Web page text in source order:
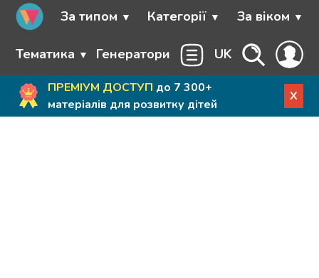
За типом Категорії За віком
Тематика Генератори UK
ПРЕМІУМ ДОСТУП до 7 300+
матеріалів для розвитку дітей
X